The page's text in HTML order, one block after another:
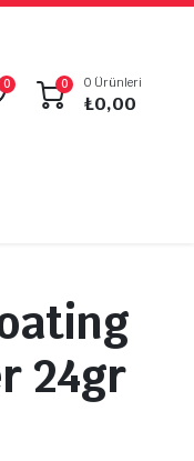
0 0 0 Ürünleri
₺0,00
24gr